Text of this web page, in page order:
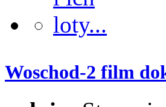
Woschod-2 film